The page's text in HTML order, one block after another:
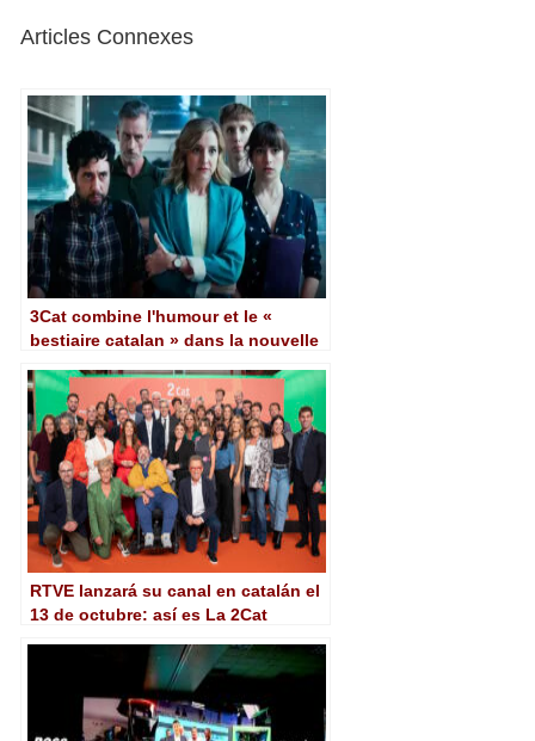
Articles Connexes
3Cat combine l'humour et le «
bestiaire catalan » dans la nouvelle
produite par El Terrat
RTVE lanzará su canal en catalán el
13 de octubre: así es La 2Cat